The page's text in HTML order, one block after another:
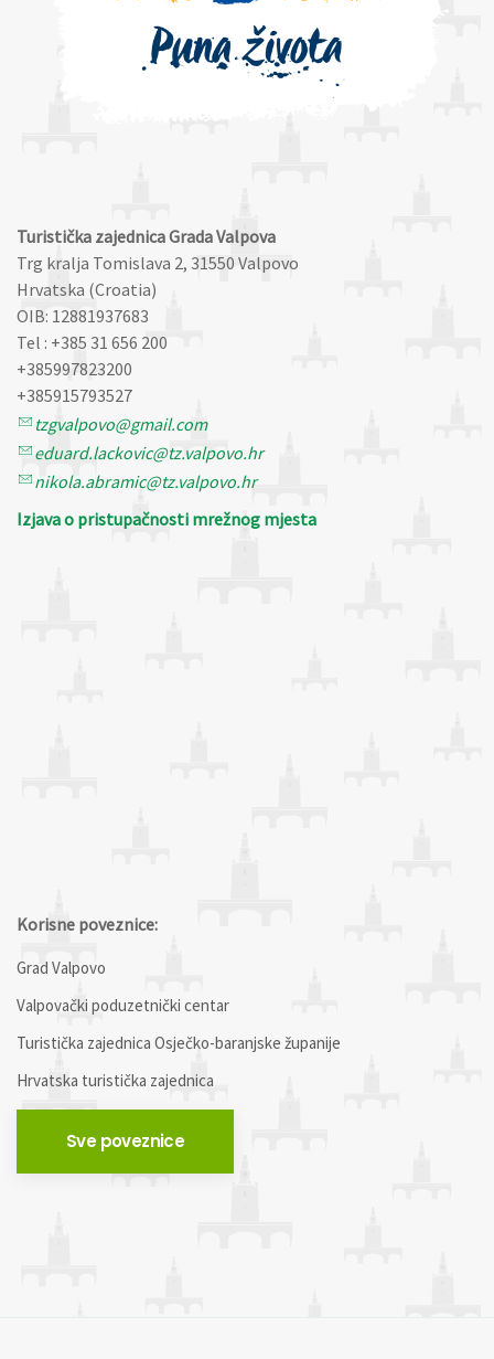
Turistička zajednica Grada Valpova
Trg kralja Tomislava 2, 31550 Valpovo
Hrvatska (Croatia)
OIB: 12881937683
Tel : +385 31 656 200
+385997823200
+385915793527
tzgvalpovo@gmail.com
eduard.lackovic@tz.valpovo.hr
nikola.abramic@tz.valpovo.hr
Izjava o pristupačnosti mrežnog mjesta
Korisne poveznice:
Grad Valpovo
Valpovački poduzetnički centar
Turistička zajednica Osječko-baranjske županije
Hrvatska turistička zajednica
Sve poveznice